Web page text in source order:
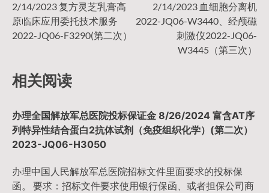
章
航
2/14/2023 复方灵芝乳膏高
原临床应用委托技术服务
2022-JQ06-F3290(第二次）
2/14/2023 血细胞分离机
2022-JQ06-W3440、经颅磁
刺激仪2022-JQ06-
W3445（第三次）
相关阅读
办理全国解放军总医院投标保证金 8/26/2024 富含AT序
列特异性结合蛋白2抗体试剂（免疫组织化学）(第二次）
2023-JQ06-H3050
办理中国人民解放军总医院招标文件里面要求的投标保
函。 要求：招标文件要求使用银行保函、或者担保公司商